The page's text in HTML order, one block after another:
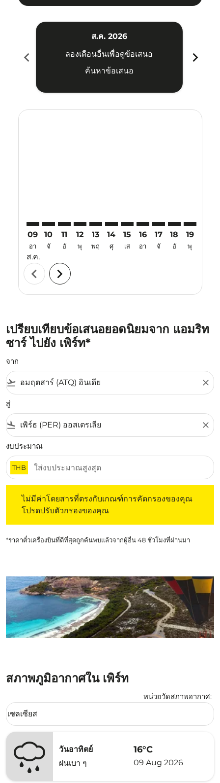
chevron_left
ส.ค. 2026
ลองเดือนอื่นเพื่อดูข้อเสนอ
ค้นหาข้อเสนอ
chevron_right
09
อา
ส.ค.
10
จั
11
อั
12
พุ
13
พฤ
14
ศุ
15
เส
16
อา
17
จั
18
อั
19
พุ
chevron_left chevron_right
เปรียบเทียบข้อเสนอยอดนิยมจาก แอมริท
ซาร์ ไปยัง เพิร์ท*
จาก
flight_takeoff close
สู่
flight_land close
งบประมาณ
THB
ไม่มีค่าโดยสารที่ตรงกับเกณฑ์การคัดกรองของคุณ
โปรดปรับตัวกรองของคุณ
*ราคาตั๋วเครื่องบินที่ดีที่สุดถูกค้นพบแล้วจากผู้อื่น 48 ชั่วโมงที่ผ่านมา
สภาพภูมิอากาศใน เพิร์ท
หน่วยวัดสภาพอากาศ:
Weather unit option เซลเซียส Selected
เซลเซียส
keyboard_arrow_down
วันอาทิตย์
ฝนเบา ๆ
16°C
09 Aug 2026